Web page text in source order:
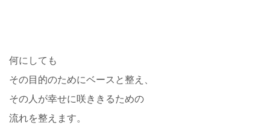
何にしても
その目的のためにベースと整え、
その人が幸せに咲ききるための
流れを整えます。